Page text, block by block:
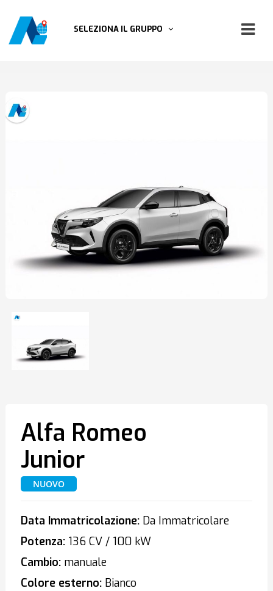
SELEZIONA IL GRUPPO
Alfa Romeo
Junior
NUOVO
Data Immatricolazione:Da Immatricolare
Potenza:136 CV / 100 kW
Cambio:manuale
Colore esterno:Bianco